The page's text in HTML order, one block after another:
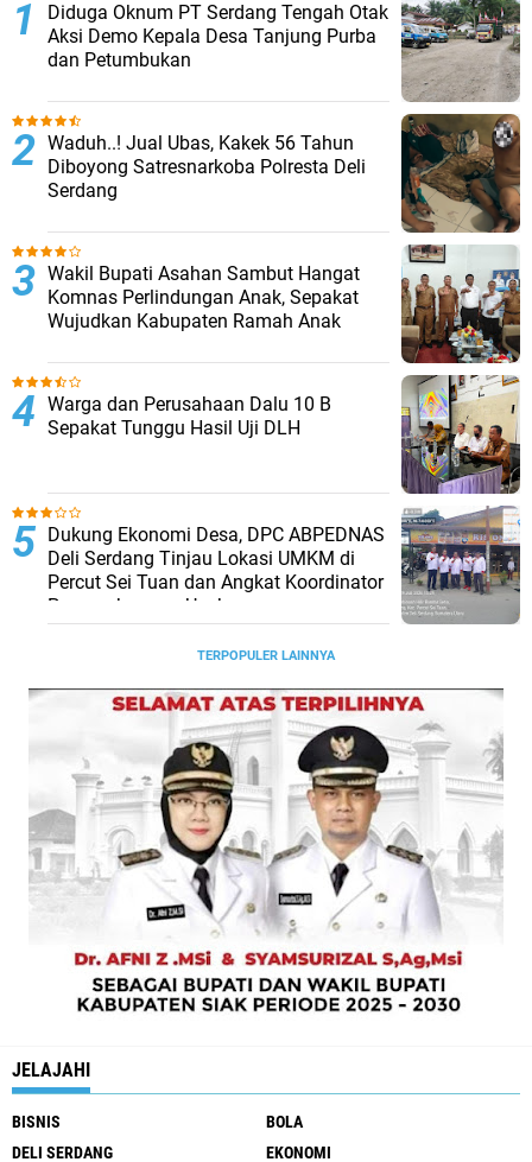
Diduga Oknum PT Serdang Tengah Otak
Aksi Demo Kepala Desa Tanjung Purba
dan Petumbukan
Waduh..! Jual Ubas, Kakek 56 Tahun
Diboyong Satresnarkoba Polresta Deli
Serdang
Wakil Bupati Asahan Sambut Hangat
Komnas Perlindungan Anak, Sepakat
Wujudkan Kabupaten Ramah Anak
Warga dan Perusahaan Dalu 10 B
Sepakat Tunggu Hasil Uji DLH
Dukung Ekonomi Desa, DPC ABPEDNAS
Deli Serdang Tinjau Lokasi UMKM di
Percut Sei Tuan dan Angkat Koordinator
Pengembangan Usaha
TERPOPULER LAINNYA
JELAJAHI
BISNIS
BOLA
DELI SERDANG
EKONOMI